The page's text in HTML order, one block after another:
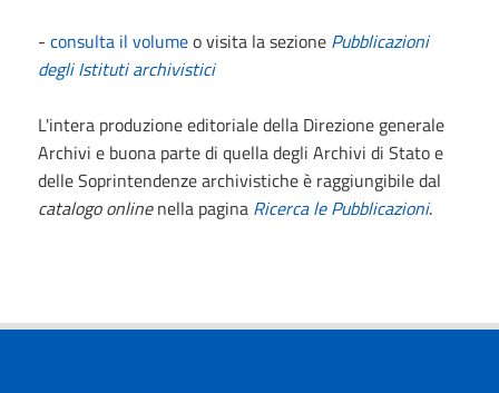
- consulta il volumeo visita la sezione Pubblicazioni
degli Istituti archivistici
L'intera produzione editoriale della Direzione generale
Archivi e buona parte di quella degli Archivi di Stato e
delle Soprintendenze archivistiche è raggiungibile dal
catalogo onlinenella pagina Ricerca le Pubblicazioni.